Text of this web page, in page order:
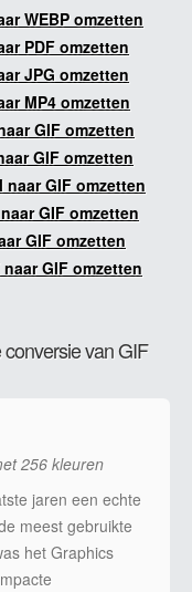
WEBP omzetten
PDF omzetten
JPG omzetten
MP4 omzetten
GIF omzetten
GIF omzetten
naar GIF omzetten
GIF omzetten
GIF omzetten
naar GIF omzetten
van GIF
256 kleuren
jaren een echte
meest gebruikte
het Graphics